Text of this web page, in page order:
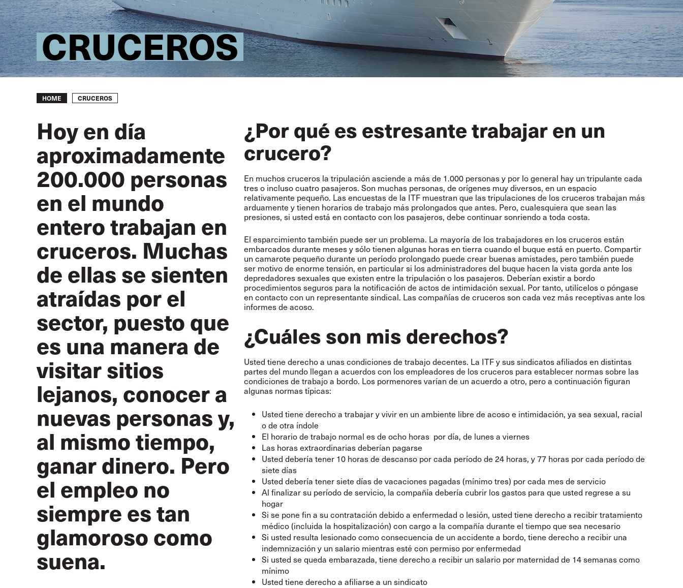
CRUCEROS
Breadcrumb
HOME CRUCEROS
Hoy en día
aproximadamente
200.000 personas
en el mundo
entero trabajan en
cruceros. Muchas
de ellas se sienten
atraídas por el
sector, puesto que
es una manera de
visitar sitios
lejanos, conocer a
nuevas personas y,
al mismo tiempo,
ganar dinero. Pero
el empleo no
siempre es tan
glamoroso como
suena.
¿Por qué es estresante trabajar en un
crucero?
En muchos cruceros la tripulación asciende a más de 1.000 personas y por lo general hay un tripulante cada
tres o incluso cuatro pasajeros. Son muchas personas, de orígenes muy diversos, en un espacio
relativamente pequeño. Las encuestas de la ITF muestran que las tripulaciones de los cruceros trabajan más
arduamente y tienen horarios de trabajo más prolongados que antes. Pero, cualesquiera que sean las
presiones, si usted está en contacto con los pasajeros, debe continuar sonriendo a toda costa.
El esparcimiento también puede ser un problema. La mayoría de los trabajadores en los cruceros están
embarcados durante meses y sólo tienen algunas horas en tierra cuando el buque está en puerto. Compartir
un camarote pequeño durante un período prolongado puede crear buenas amistades, pero también puede
ser motivo de enorme tensión, en particular si los administradores del buque hacen la vista gorda ante los
depredadores sexuales que existen entre la tripulación o los pasajeros. Deberían existir a bordo
procedimientos seguros para la notificación de actos de intimidación sexual. Por tanto, utilícelos o póngase
en contacto con un representante sindical. Las compañías de cruceros son cada vez más receptivas ante los
informes de acoso.
¿Cuáles son mis derechos?
Usted tiene derecho a unas condiciones de trabajo decentes. La ITF y sus sindicatos afiliados en distintas
partes del mundo llegan a acuerdos con los empleadores de los cruceros para establecer normas sobre las
condiciones de trabajo a bordo. Los pormenores varían de un acuerdo a otro, pero a continuación figuran
algunas normas típicas:
Usted tiene derecho a trabajar y vivir en un ambiente libre de acoso e intimidación, ya sea sexual, racial
o de otra índole
El horario de trabajo normal es de ocho horas por día, de lunes a viernes
Las horas extraordinarias deberían pagarse
Usted debería tener 10 horas de descanso por cada período de 24 horas, y 77 horas por cada período de
siete días
Usted debería tener siete días de vacaciones pagadas (mínimo tres) por cada mes de servicio
Al finalizar su período de servicio, la compañía debería cubrir los gastos para que usted regrese a su
hogar
Si se pone fin a su contratación debido a enfermedad o lesión, usted tiene derecho a recibir tratamiento
médico (incluida la hospitalización) con cargo a la compañía durante el tiempo que sea necesario
Si usted resulta lesionado como consecuencia de un accidente a bordo, tiene derecho a recibir una
indemnización y un salario mientras esté con permiso por enfermedad
Si usted se queda embarazada, tiene derecho a recibir un salario por maternidad de 14 semanas como
mínimo
Usted tiene derecho a afiliarse a un sindicato